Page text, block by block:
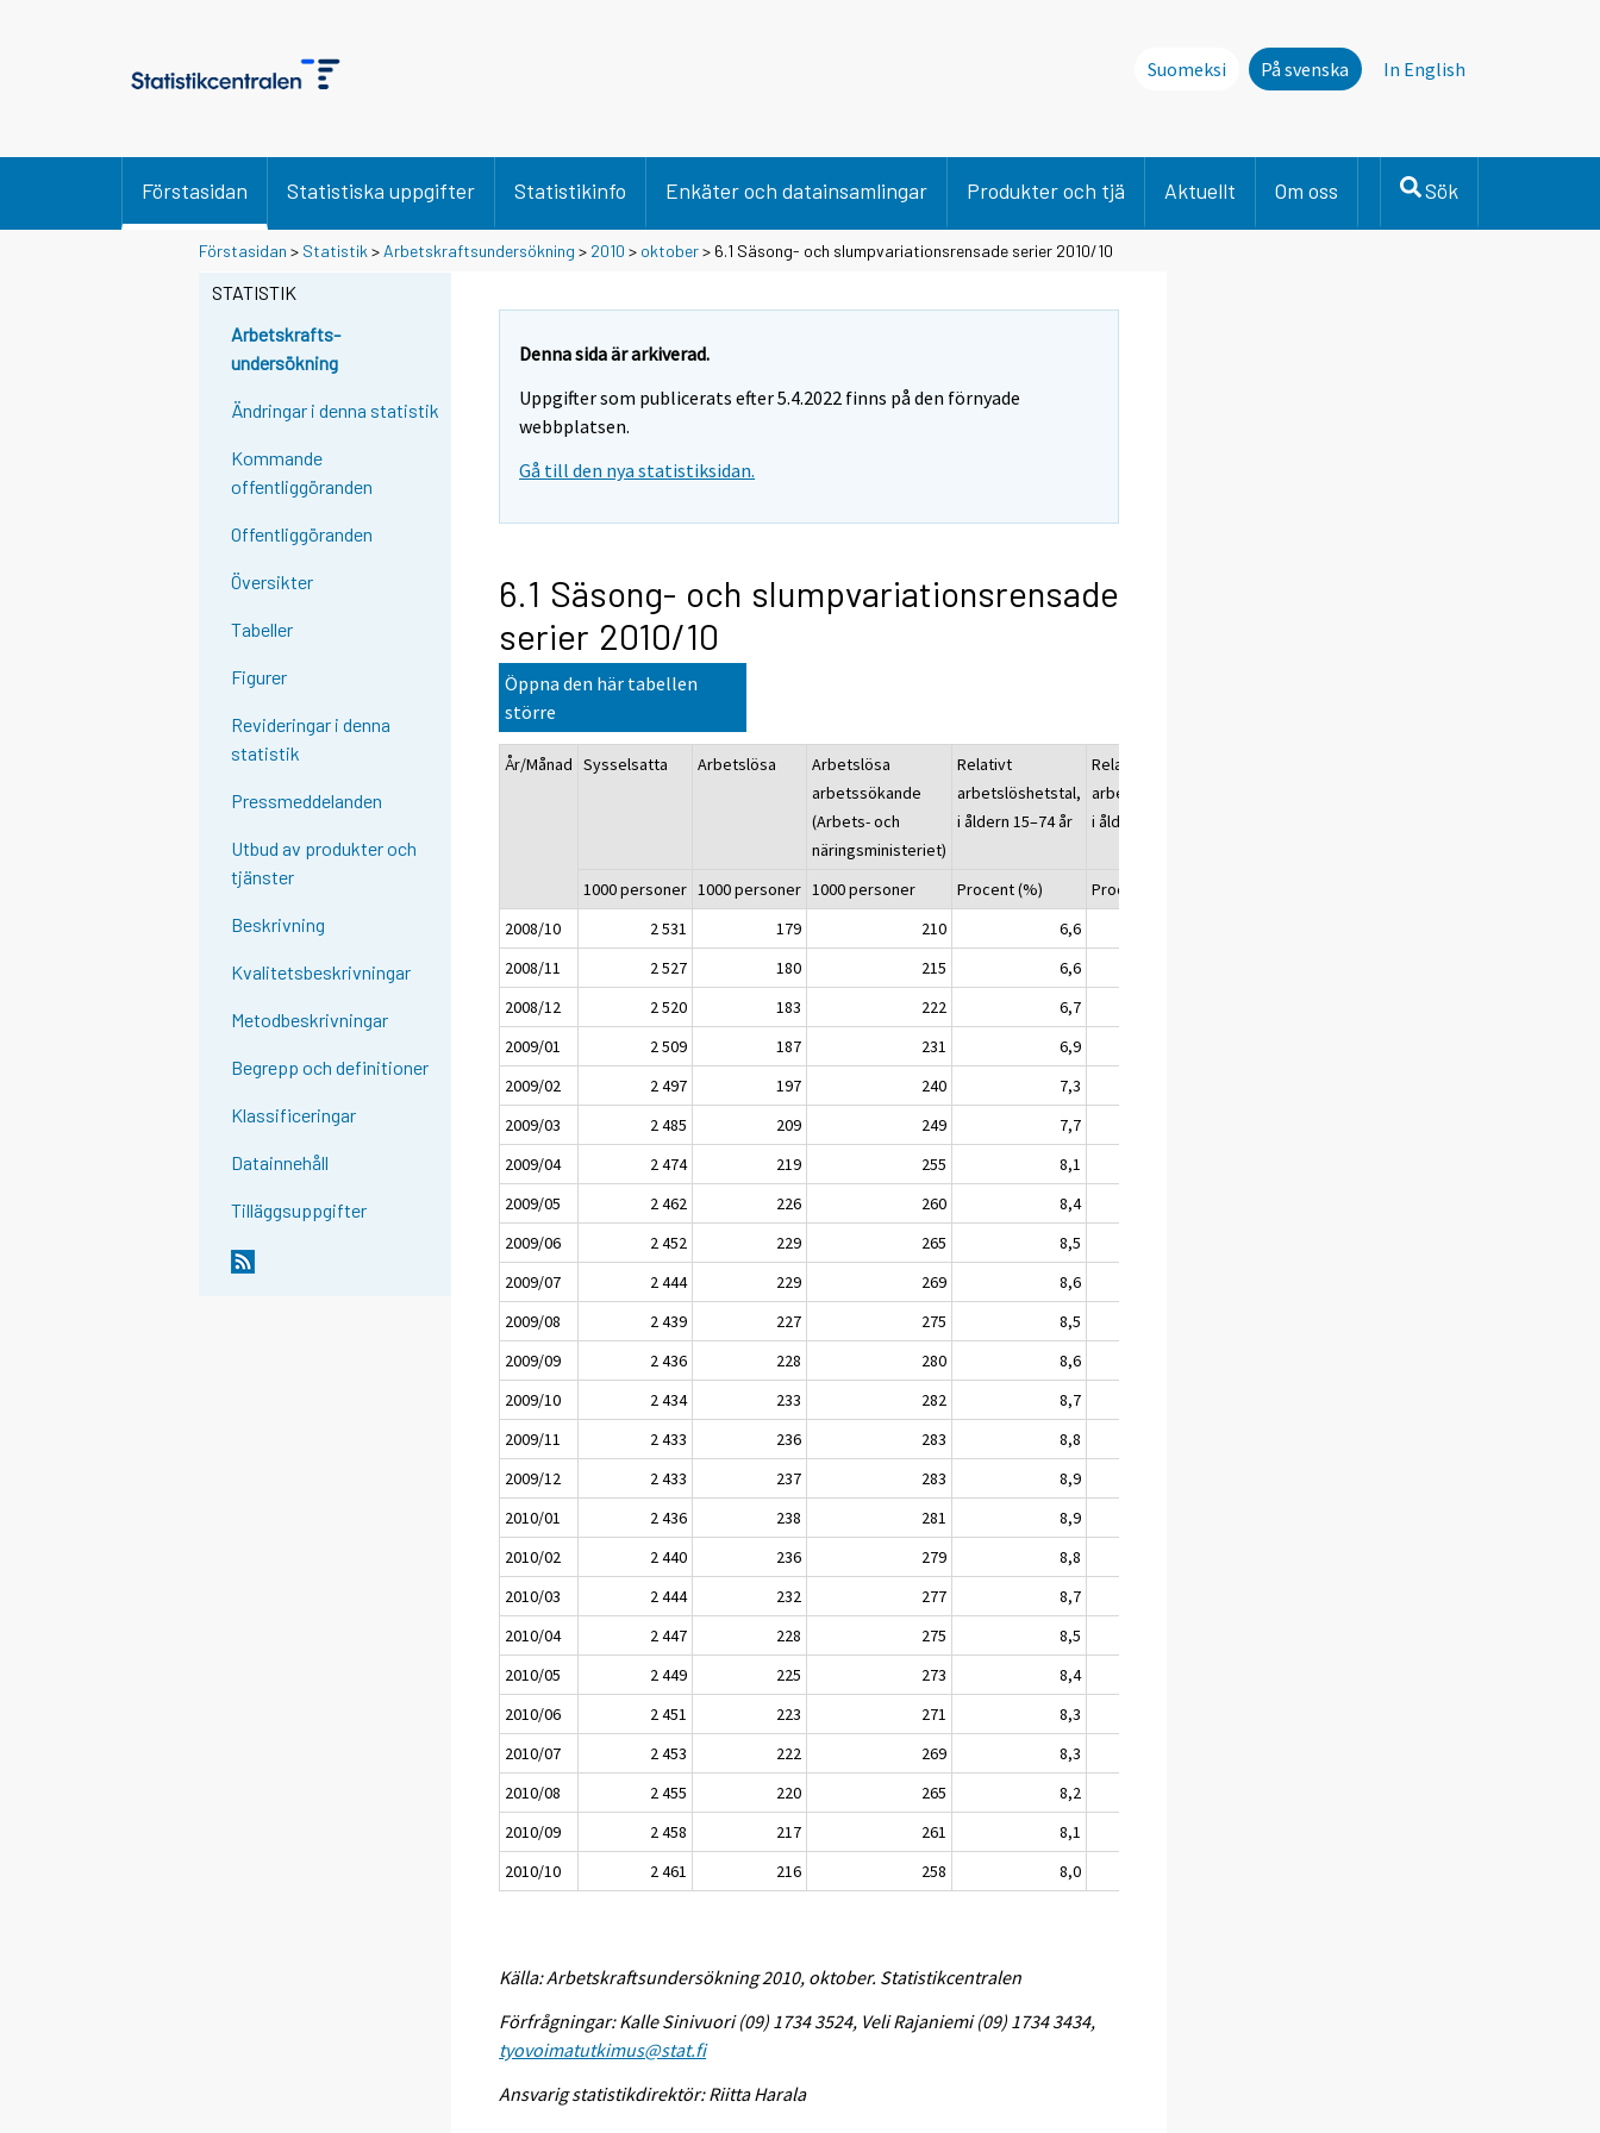
Suomeksi På svenska In English
Förstasidan Statistiska uppgifter Statistikinfo Enkäter och datainsamlingar Produkter och tjä Aktuellt Om oss Sök
Förstasidan > Statistik > Arbetskraftsundersökning > 2010 > oktober> 6.1 Säsong- och slumpvariationsrensade serier 2010/10
STATISTIK
Arbetskrafts-
undersökning
Ändringar i denna statistik
Kommande
offentliggöranden
Offentliggöranden
Översikter
Tabeller
Figurer
Revideringar i denna
statistik
Pressmeddelanden
Utbud av produkter och
tjänster
Beskrivning
Kvalitetsbeskrivningar
Metodbeskrivningar
Begrepp och definitioner
Klassificeringar
Datainnehåll
Tilläggsuppgifter
Denna sida är arkiverad.
Uppgifter som publicerats efter 5.4.2022 finns på den förnyade
webbplatsen.
Gå till den nya statistiksidan.
6.1 Säsong- och slumpvariationsrensade
serier 2010/10
Öppna den här tabellen
större
År/Månad Sysselsatta Arbetslösa
Arbetslösa
arbetssökande
(Arbets- och
näringsministeriet)
Relativt
arbetslöshetstal,
i åldern 15–74 år
Relativt
arbetslöshetstal,
i åldern 15–24 år
1000 personer 1000 personer 1000 personer Procent (%)
Procent (%)
2008/10
2 531 179 210 6,6
2008/11
2 527 180 215 6,6
2008/12
2 520 183 222 6,7
2009/01
2 509 187 231 6,9
2009/02
2 497 197 240 7,3
2009/03
2 485 209 249 7,7
2009/04
2 474 219 255 8,1
2009/05
2 462 226 260 8,4
2009/06
2 452 229 265 8,5
2009/07
2 444 229 269 8,6
2009/08
2 439 227 275 8,5
2009/09
2 436 228 280 8,6
2009/10
2 434 233 282 8,7
2009/11
2 433 236 283 8,8
2009/12
2 433 237 283 8,9
2010/01
2 436 238 281 8,9
2010/02
2 440 236 279 8,8
2010/03
2 444 232 277 8,7
2010/04
2 447 228 275 8,5
2010/05
2 449 225 273 8,4
2010/06
2 451 223 271 8,3
2010/07
2 453 222 269 8,3
2010/08
2 455 220 265 8,2
2010/09
2 458 217 261 8,1
2010/10
2 461 216 258 8,0
Källa: Arbetskraftsundersökning 2010, oktober. Statistikcentralen
Förfrågningar: Kalle Sinivuori (09) 1734 3524, Veli Rajaniemi (09) 1734 3434,
tyovoimatutkimus@stat.fi
Ansvarig statistikdirektör: Riitta Harala